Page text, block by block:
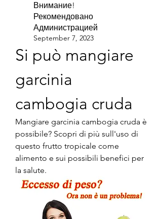
Внимание!
Рекомендовано
Администрацией
September 7, 2023
Si può mangiare
garcinia
cambogia cruda
Mangiare garcinia cambogia cruda è
possibile? Scopri di più sull'uso di
questo frutto tropicale come
alimento e sui possibili benefici per
la salute.